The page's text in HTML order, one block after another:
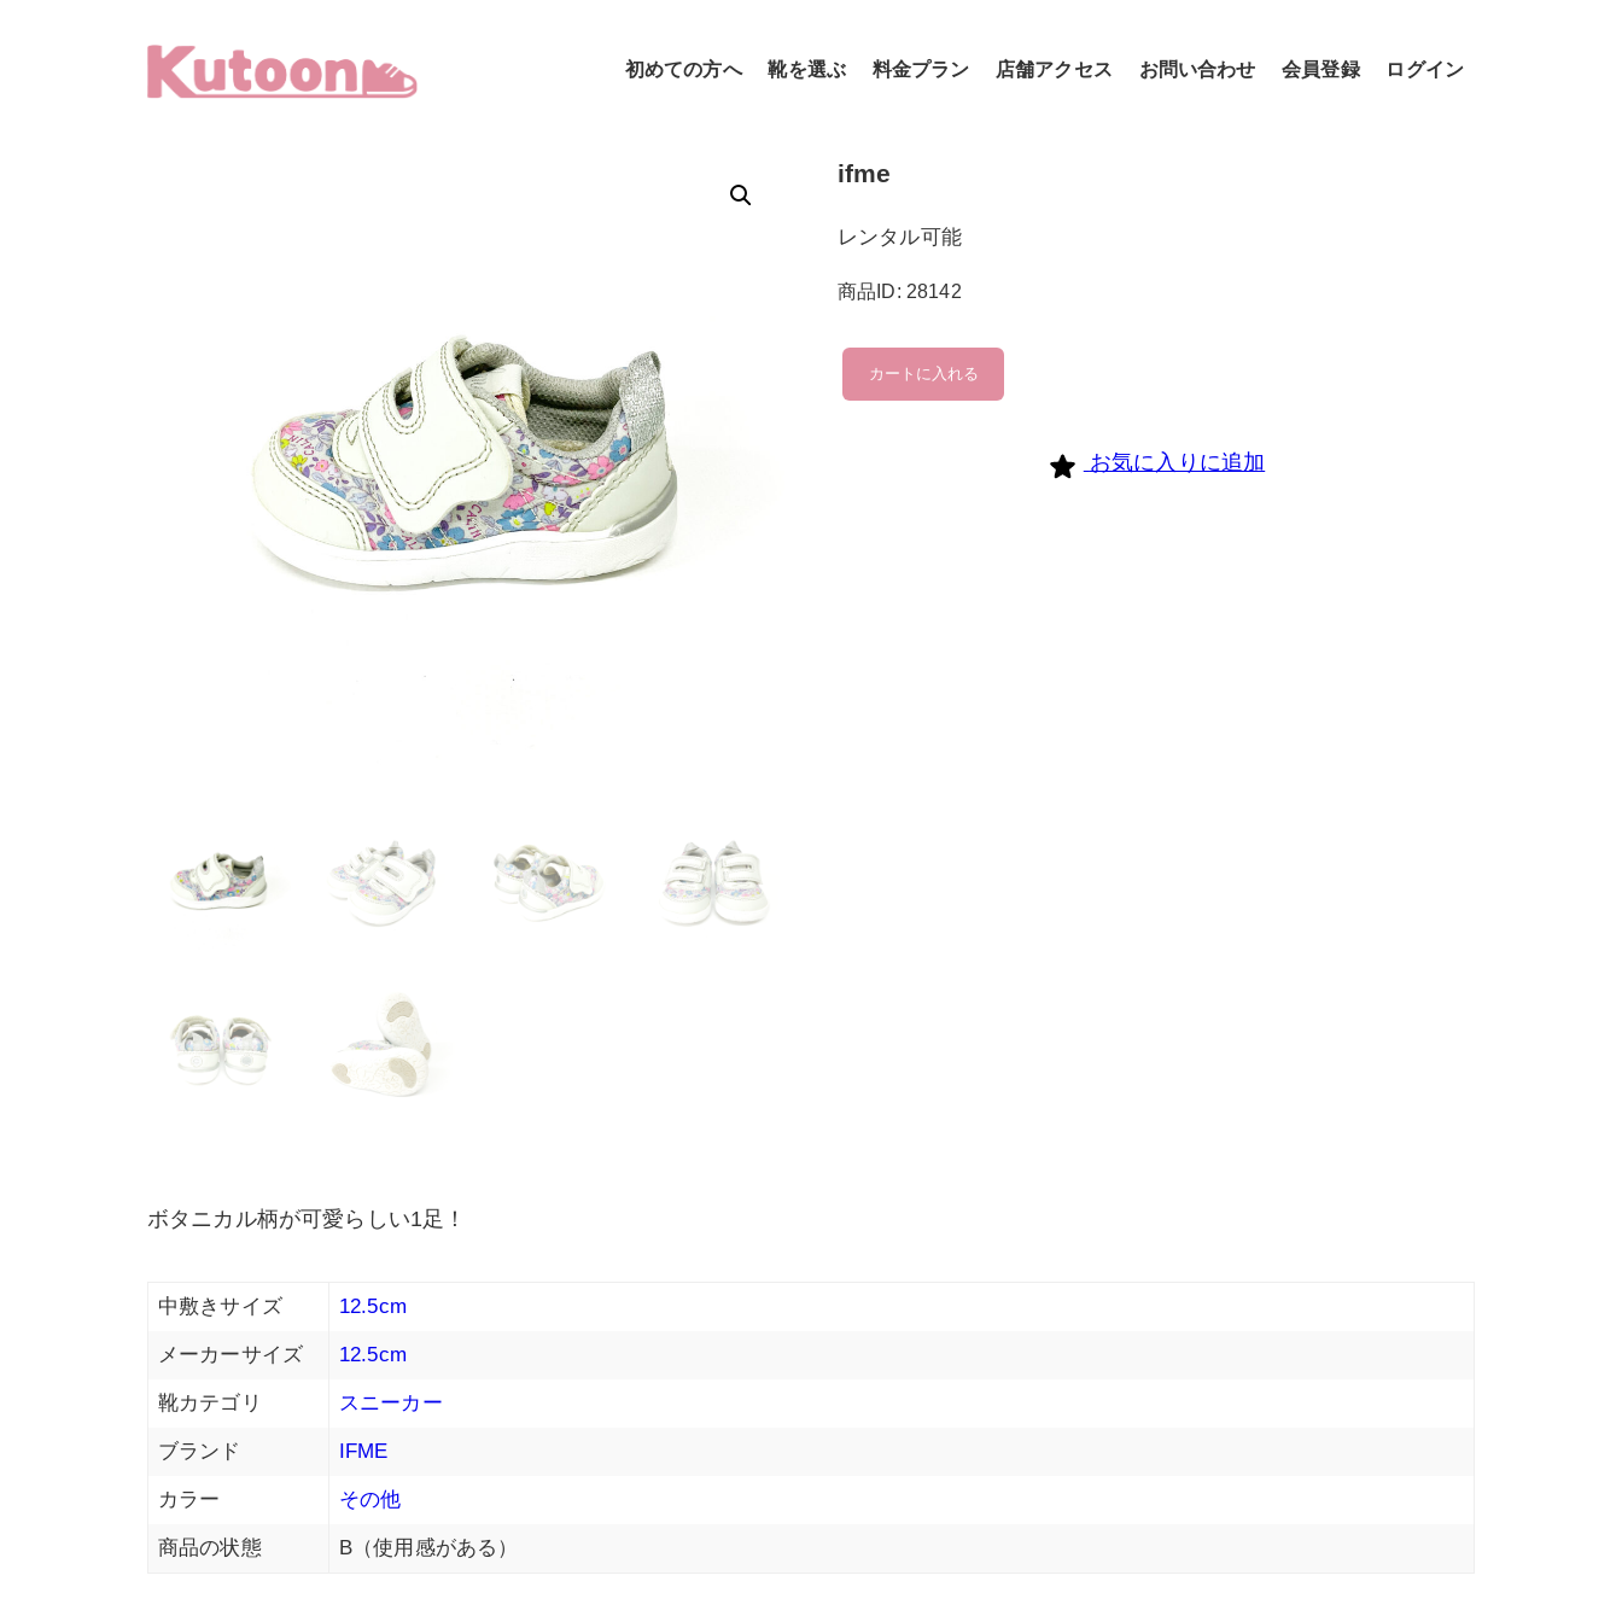
初めての方へ 靴を選ぶ 料金プラン 店舗アクセス お問い合わせ 会員登録 ログイン
ifme
レンタル可能
商品ID: 28142
ifme
個
カートに入れる
お気に入りに追加
ボタニカル柄が可愛らしい1足！
中敷きサイズ 12.5cm
メーカーサイズ 12.5cm
靴カテゴリ スニーカー
ブランド IFME
カラー その他
商品の状態 B（使用感がある）